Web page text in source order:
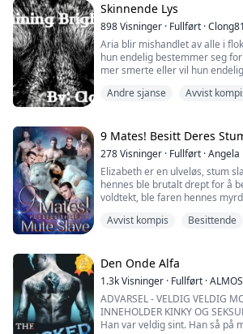
Flokken hennes var ødelagt.
Hun ble kidnappet.
Så mistet hun alt.
Men når Layla våkner i en
hvem hun er eller ...
Skinnende Lys
898Visninger · Fullført ·Clong81
Aria blir mishandlet av alle i
hun endelig bestemmer seg
mer smerte eller vil hun
Damien er arvingen til Alfaen,
Brandon er arvingen til Betaen,
Damien. Begge har en
Hva skjer når de endelig
bringe ...
Andre sjanse Avvist
9 Mates! Besitt Deres
278Visninger · Fullført ·Angela
Elizabeth er en ulveløs, stum
hennes ble brutalt drept for å
voldtekt, ble faren hennes
Elizabeth utholdt endeløs
Men skjebnen spilte henne et
Elizabeth oppdaget at kjæresten
Avvist kompis Besittende
Den Onde Alfa
1.3kVisninger · Fullført ·
ADVARSEL - VELDIG VELDIG
INNEHOLDER KINKY OG
Han var veldig sint. Han så på